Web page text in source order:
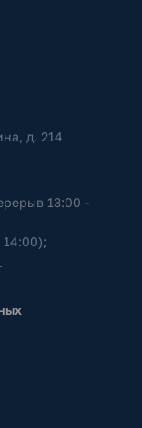
д. 214
13:00 -